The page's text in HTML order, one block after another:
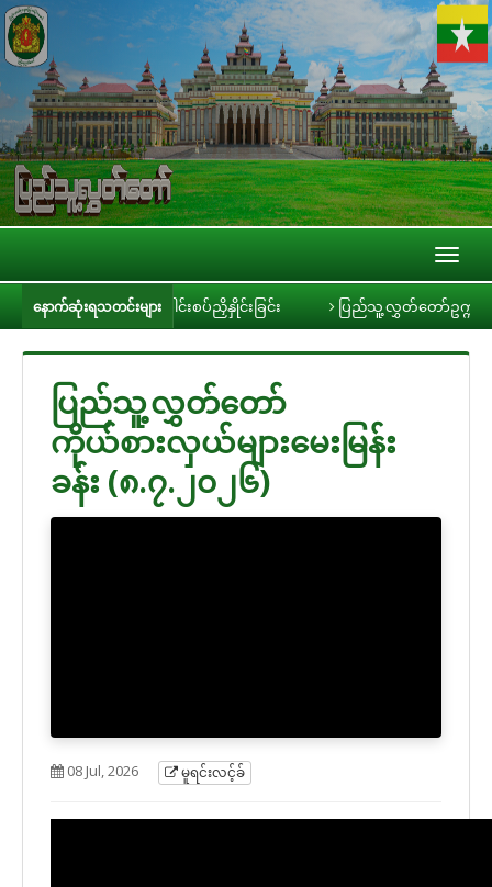
နောက်ဆုံးရသတင်းများ
အပ်သည်များ ပေါင်းစပ်ညှိနှိုင်းခြင်း ပြည်သူ့လွှတ်တော်ဥက္ကဋ္ဌ ဦးခင်
ပြည်သူ့လွှတ်တော်
ကိုယ်စားလှယ်များမေးမြန်း
ခန်း (၈.၇.၂၀၂၆)
08 Jul, 2026 မူရင်းလင့်ခ်